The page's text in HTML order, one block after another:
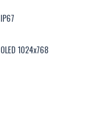
IP67
OLED 1024х768